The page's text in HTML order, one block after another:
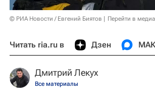
© РИА Новости / Евгений Биятов Перейти в
Читать ria.ru в Дзен
Дмитрий Лекух
Все материалы